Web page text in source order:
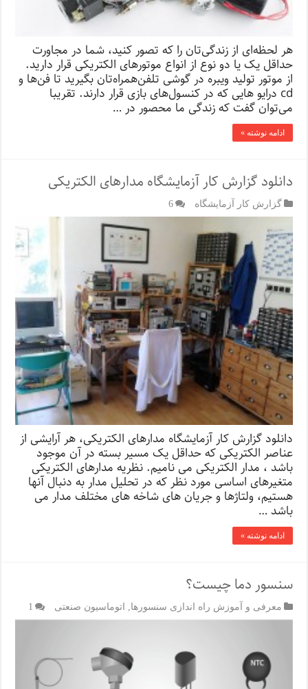
هر لحظه‌ای از زندگی‌تان را که تصور کنید، شما در مجاورت
حداقل یک یا دو نوع از انواع موتورهای الکتریکی قرار دارید.
از موتور تولید ویبره در گوشی‌ تلفن‌همراه‌تان بگیرید تا فن‌ها و
cd درایو هایی که در کنسول‌های بازی قرار دارند. تقریبا
می‌توان گفت که زندگی ما محصور در …
ادامه نوشته »
دانلود گزارش کار آزمایشگاه مدارهای الکتریکی
گزارش کار آزمایشگاه 6
دانلود گزارش کار آزمایشگاه مدارهای الکتریکی، هر آرایشی از
عناصر الکتریکی که حداقل یک مسیر بسته در آن موجود
باشد ، مدار الکتریکی می نامیم. نظریه مدارهای الکتریکی
متغیرهای اساسی مورد نظر که در تحلیل مدار به دنبال آنها
هستیم، ولتاژها و جریان های شاخه های مختلف مدار می
باشد …
ادامه نوشته »
سنسور دما چیست؟
معرفی و آموزش راه اندازی سنسورها اتوماسیون صنعتی 1